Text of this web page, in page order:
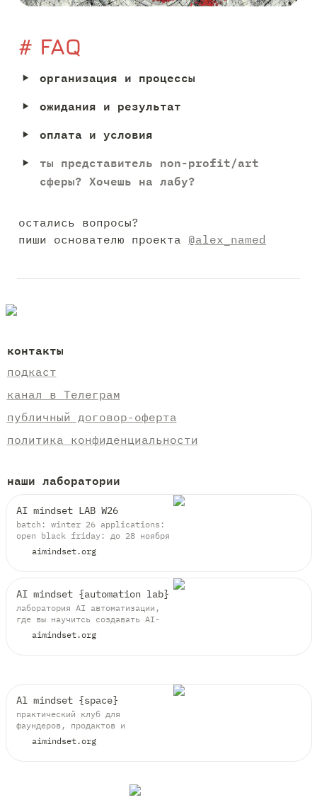
# FAQ
‣
организация и процессы
‣ ожидания и результат
‣ оплата и условия
‣
ты представитель non-profit/art
сферы? Хочешь на лабу?
остались вопросы?
пиши основателю проекта @alex_named
контакты
подкаст
канал в Телеграм
публичный договор-оферта
политика конфиденциальности
наши лаборатории
AI mindset LAB W26
batch: winter 26 applications:
open black friday: до 28 ноября
aimindset.org
AI mindset {automation lab}
лаборатория AI автоматизации,
где вы научитсь создавать AI-
сценарии в no-code платформах,
строить многошаговые интеграции
с агентами и MCP
aimindset.org
Al mindset {space}
практический клуб для
фаундеров, продактов и
дизайнеров. разбираем кейсы,
собираем прототипы и связи
aimindset.org